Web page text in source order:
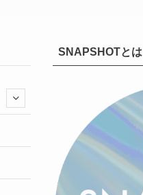
SNAPSHOTとは